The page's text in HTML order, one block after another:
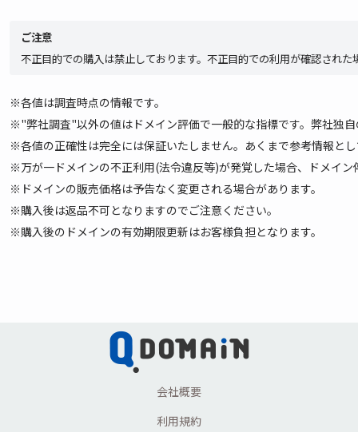
ご注意
不正目的での購入は禁止しております。不正目的での利用が確認され
※各値は調査時点の情報です。
※"弊社調査"以外の値はドメイン評価で一般的な指標です。弊社独
※各値の正確性は完全には保証いたしません。あくまで参考情報と
※万が一ドメインの不正利用(法令違反等)が発覚した場合、ドメイ
※ドメインの販売価格は予告なく変更される場合があります。
※購入後は返品不可となりますのでご注意ください。
※購入後のドメインの有効期限更新はお客様負担となります。
会社概要
利用規約